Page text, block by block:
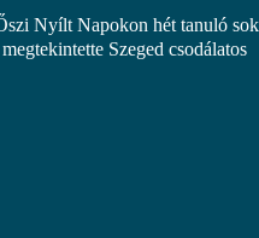
Nyílt Napokon hét tanuló
Szeged csodálatos